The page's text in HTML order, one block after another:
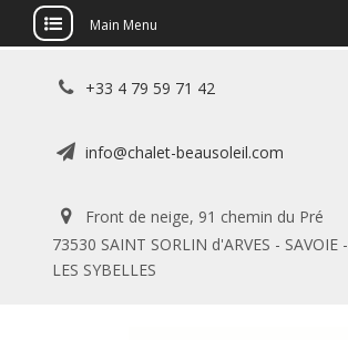
Main Menu
+33 4 79 59 71 42
info@chalet-beausoleil.com
Front de neige, 91 chemin du Pré
73530 SAINT SORLIN d'ARVES - SAVOIE -
LES SYBELLES